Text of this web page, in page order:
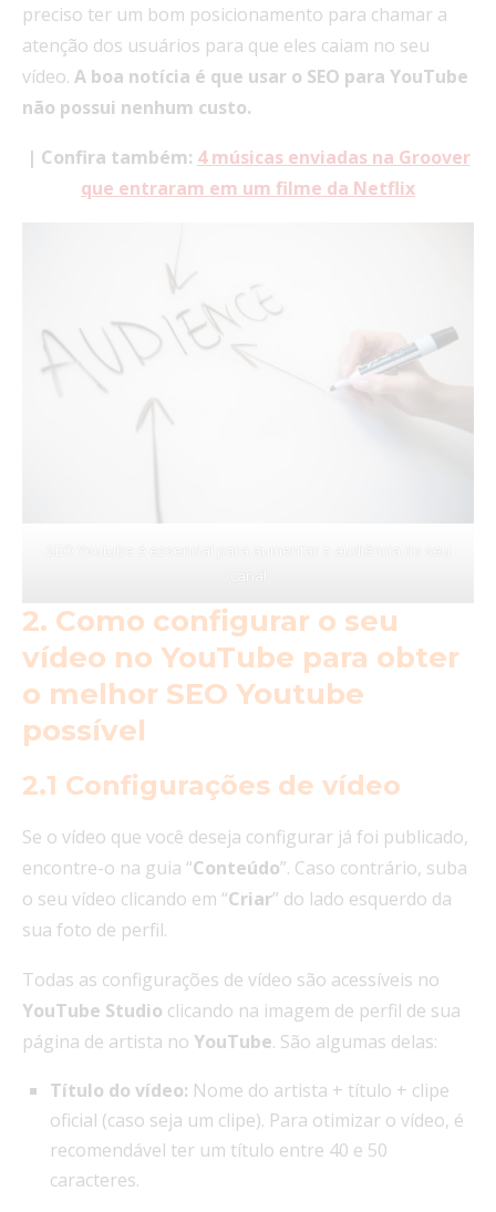
preciso ter um bom posicionamento para chamar a
atenção dos usuários para que eles caiam no seu
vídeo. A boa notícia é que usar o SEO para YouTube
não possui nenhum custo.
| Confira também: 4 músicas enviadas na Groover
que entraram em um filme da Netflix
2. Como configurar o seu
vídeo no YouTube para obter
o melhor SEO Youtube
possível
2.1 Configurações de vídeo
Se o vídeo que você deseja configurar já foi publicado,
encontre-o na guia “Conteúdo”. Caso contrário, suba
o seu vídeo clicando em “Criar” do lado esquerdo da
sua foto de perfil.
Todas as configurações de vídeo são acessíveis no
YouTube Studio clicando na imagem de perfil de sua
página de artista no YouTube. São algumas delas:
Título do vídeo: Nome do artista + título + clipe
oficial (caso seja um clipe). Para otimizar o vídeo, é
recomendável ter um título entre 40 e 50
caracteres.